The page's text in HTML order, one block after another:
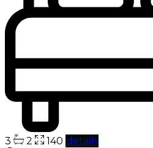
3 2 140 details